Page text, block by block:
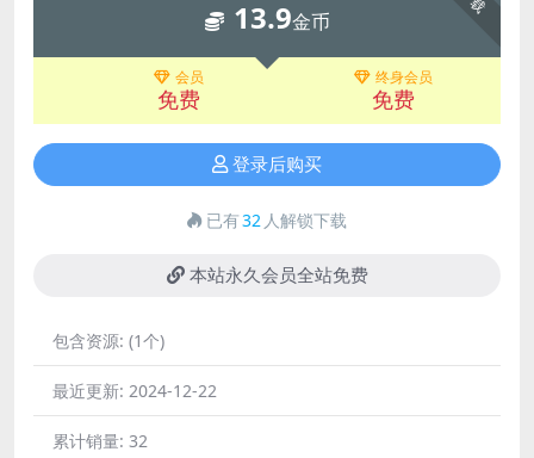
13.9金币
会员
免费
终身会员
免费
登录后购买
已有32 人解锁下载
本站永久会员全站免费
包含资源: (1个)
最近更新: 2024-12-22
累计销量: 32